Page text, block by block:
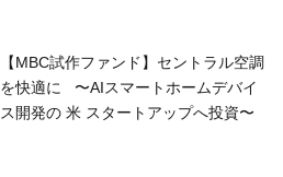
【MBC試作ファンド】セントラル空調
を快適に 〜AIスマートホームデバイ
ス開発の 米 スタートアップへ投資〜